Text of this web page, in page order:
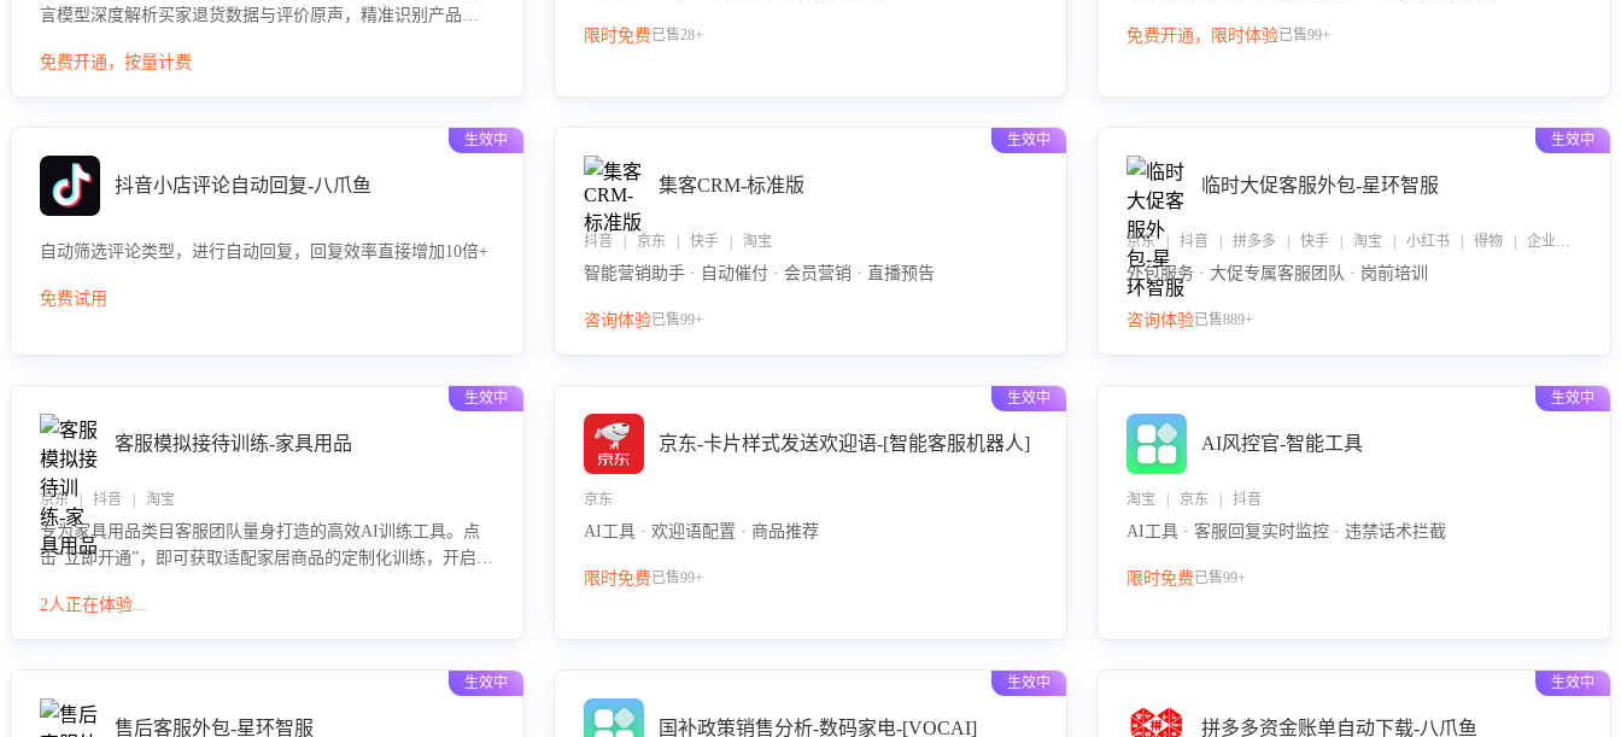
言模型深度解析买家退货数据与评价原声，精准识别产品质
改进建议，通过挖掘用户痛点驱动产品迭代，从根本上降低
免费开通，按量计费
限时免费已售28+ 免费开通，限时体验已售99+
生效中
抖音小店评论自动回复-八爪鱼
自动筛选评论类型，进行自动回复，回复效率直接增加10倍+
免费试用
生效中
集客CRM-标准版
抖音 | 京东 | 快手 | 淘宝
智能营销助手 · 自动催付 · 会员营销 · 直播预告
咨询体验已售99+
生效中
临时大促客服外包-星环智服
京东 | 抖音 | 拼多多 | 快手 | 淘宝 | 小红书 | 得物 | 企业微信
外包服务 · 大促专属客服团队 · 岗前培训
咨询体验已售889+
生效中
客服模拟接待训练-家具用品
京东 | 抖音 | 淘宝
专为家具用品类目客服团队量身打造的高效AI训练工具。点
击“立即开通”，即可获取适配家居商品的定制化训练，开启模
尺寸参数咨询等高频场景下的专业应对能力。
2人正在体验...
生效中
京东-卡片样式发送欢迎语-[智能客服机器人]
京东
AI工具 · 欢迎语配置 · 商品推荐
限时免费已售99+
生效中
AI风控官-智能工具
淘宝 | 京东 | 抖音
AI工具 · 客服回复实时监控 · 违禁话术拦截
限时免费已售99+
生效中
售后客服外包-星环智服
生效中
国补政策销售分析-数码家电-[VOCAI]
生效中
拼多多资金账单自动下载-八爪鱼